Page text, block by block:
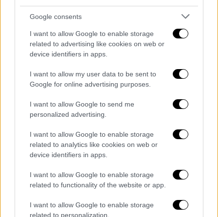
Google consents
I want to allow Google to enable storage
related to advertising like cookies on web or
device identifiers in apps.
I want to allow my user data to be sent to
Google for online advertising purposes.
I want to allow Google to send me
personalized advertising.
I want to allow Google to enable storage
related to analytics like cookies on web or
device identifiers in apps.
I want to allow Google to enable storage
related to functionality of the website or app.
I want to allow Google to enable storage
related to personalization.
«Αυτή ήταν η καλύτερη βραδιά στην
ιστορία
της τηλεόρασης», είπε ο Ροκ, πριν
επιστρέψει αμήχανα στην παρουσίαση του
καλύτερου ντοκιμαντέρ.
Theatreκαι τους τηλεθεατές. Στο
διαφημιστικό διάλειμμα, ο παρουσιαστής
Daniel Kaluuya πλησίασε για να αγκαλιάσει
Σμιθκαι οΝτένζελ Ουάσινγκτον
συνόδευσε στο πλάι της σκηνής. Οι δυο τους
μίλησαν και αγκαλιάστηκαν και ο
Tyler Perry
ήρθε επίσης να μιλήσει.
Ο Smith, ο οποίος υποδύεται τον πατέρα της